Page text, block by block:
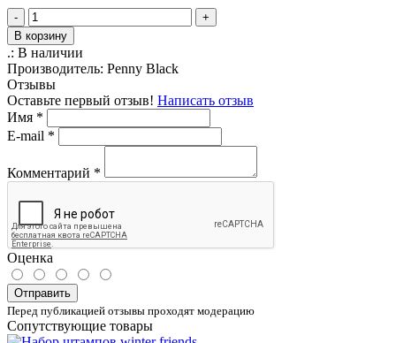
-
+
В корзину
.: В наличии
Производитель: Penny Black
Отзывы
Оставьте первый отзыв! Написать отзыв
Имя *
E-mail *
Комментарий *
Оценка
Отправить
Перед публикацией отзывы проходят модерацию
Сопутствующие товары